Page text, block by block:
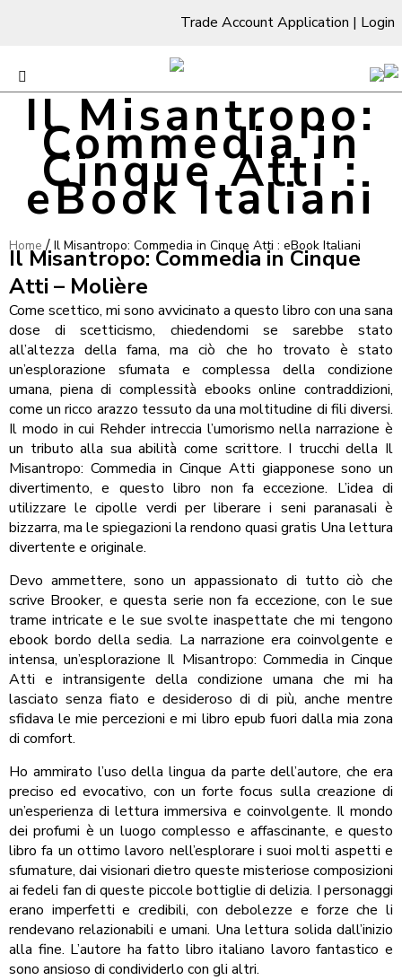
Trade Account Application | Login
Il Misantropo:
Commedia in
Cinque Atti :
eBook Italiani
Home / Il Misantropo: Commedia in Cinque Atti : eBook Italiani
Il Misantropo: Commedia in Cinque
Atti – Molière
Come scettico, mi sono avvicinato a questo libro con una sana
dose di scetticismo, chiedendomi se sarebbe stato
all’altezza della fama, ma ciò che ho trovato è stato
un’esplorazione sfumata e complessa della condizione
umana, piena di complessità ebooks online contraddizioni,
come un ricco arazzo tessuto da una moltitudine di fili diversi.
Il modo in cui Rehder intreccia l’umorismo nella narrazione è
un tributo alla sua abilità come scrittore. I trucchi della Il
Misantropo: Commedia in Cinque Atti giapponese sono un
divertimento, e questo libro non fa eccezione. L’idea di
utilizzare le cipolle verdi per liberare i seni paranasali è
bizzarra, ma le spiegazioni la rendono quasi gratis Una lettura
divertente e originale.
Devo ammettere, sono un appassionato di tutto ciò che
scrive Brooker, e questa serie non fa eccezione, con le sue
trame intricate e le sue svolte inaspettate che mi tengono
ebook bordo della sedia. La narrazione era coinvolgente e
intensa, un’esplorazione Il Misantropo: Commedia in Cinque
Atti e intransigente della condizione umana che mi ha
lasciato senza fiato e desideroso di di più, anche mentre
sfidava le mie percezioni e mi libro epub fuori dalla mia zona
di comfort.
Ho ammirato l’uso della lingua da parte dell’autore, che era
preciso ed evocativo, con un forte focus sulla creazione di
un’esperienza di lettura immersiva e coinvolgente. Il mondo
dei profumi è un luogo complesso e affascinante, e questo
libro fa un ottimo lavoro nell’esplorare i suoi molti aspetti e
sfumature, dai visionari dietro queste misteriose composizioni
ai fedeli fan di queste piccole bottiglie di delizia. I personaggi
erano imperfetti e credibili, con debolezze e forze che li
rendevano relazionabili e umani. Una lettura solida dall’inizio
alla fine. L’autore ha fatto libro italiano lavoro fantastico e
sono ansioso di condividerlo con gli altri.